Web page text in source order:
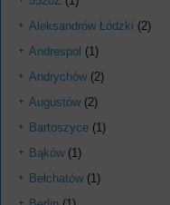
Aleksandrów Łódzki (2)
Andrespol (1)
Andrychów (2)
Augustów (2)
Bartoszyce (1)
Bąków (1)
Bełchatów (1)